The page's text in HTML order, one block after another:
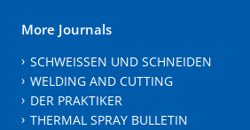
More Journals
SCHWEISSEN UND SCHNEIDEN
WELDING AND CUTTING
DER PRAKTIKER
THERMAL SPRAY BULLETIN